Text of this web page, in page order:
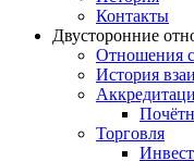
Контакты
Двусторонние
Отношения
История
Торговля